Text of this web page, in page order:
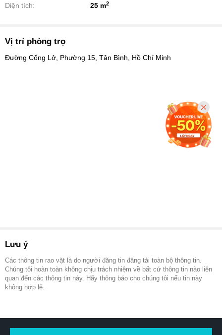
Diện tích: 25 m2
Vị trí phòng trọ
Đường Cống Lở, Phường 15, Tân Bình, Hồ Chí Minh
Lưu ý
Các thông tin rao vặt là do người đăng tin đăng tải toàn bộ thông tin.
Chúng tôi hoàn toàn không chịu trách nhiệm về bất cứ thông tin nào liên
quan đến các thông tin này. Hãy thông báo cho chúng tôi nếu tin này
không hợp lệ.